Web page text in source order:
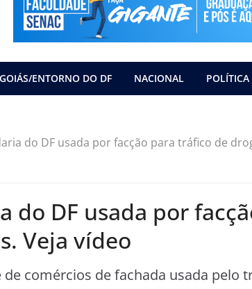
GOIÁS/ENTORNO DO DF NACIONAL POLÍTICA
do DF usada por facção para tráfico de
do DF usada por
Veja vídeo
comércios de fachada usada pelo